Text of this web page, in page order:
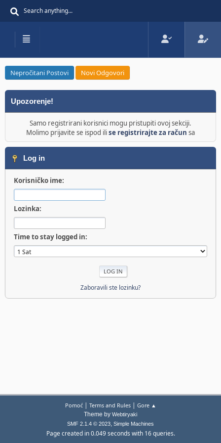
Nepročitani Postovi Novi Odgovori
Upozorenje!
Samo registrirani korisnici mogu pristupiti ovoj sekciji.
Molimo prijavite se ispod ilise registrirajte za račun sa
Log in
Korisničko ime:
Lozinka:
Time to stay logged in:
Zaboravili ste lozinku?
Pomoć| Terms and Rules| Gore ▲
Theme by Webtiryaki
SMF 2.1.4 © 2023, Simple Machines
Page created in 0.049 seconds with 16 queries.